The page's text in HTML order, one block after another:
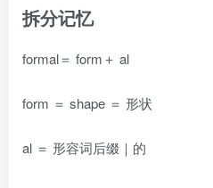
拆分记忆
formal＝ form＋ al
form ＝ shape ＝ 形状
al ＝ 形容词后缀｜的